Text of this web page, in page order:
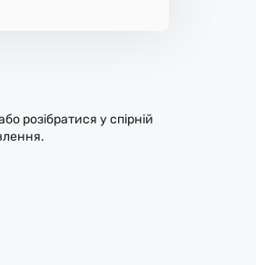
розібратися у спірній